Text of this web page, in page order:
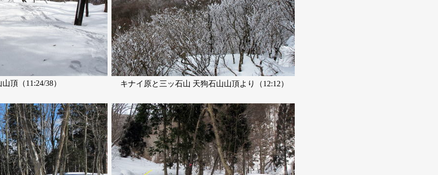
頂（11:24/38） キナイ原と三ッ石山 天狗石山山頂より（12:12）